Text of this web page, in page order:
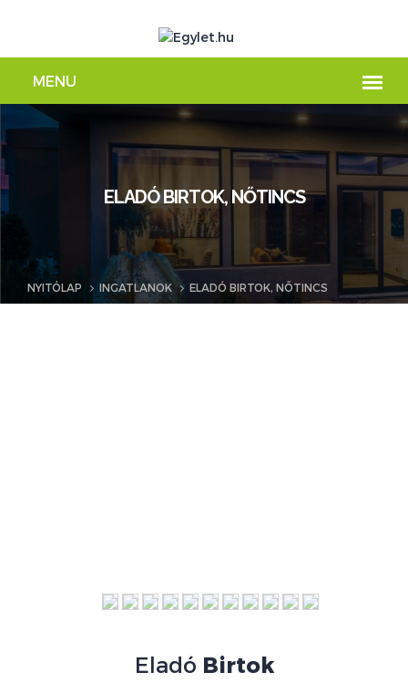
ELADÓ BIRTOK, NŐTINCS
NYITÓLAP INGATLANOK ELADÓ BIRTOK, NŐTINCS
Eladó Birtok